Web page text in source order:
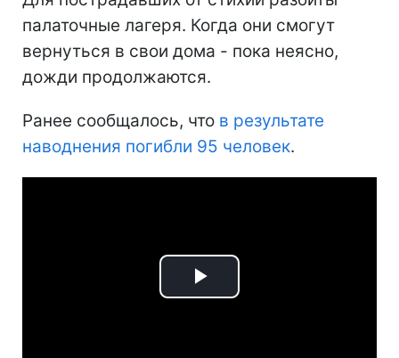
палаточные лагеря. Когда они смогут
вернуться в свои дома - пока неясно,
дожди продолжаются.
Ранее сообщалось, что в результате
наводнения погибли 95 человек.
Play